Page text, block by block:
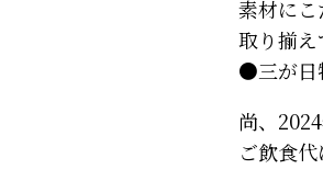
素材に
取り揃え
●三が日
尚、
ご飲食